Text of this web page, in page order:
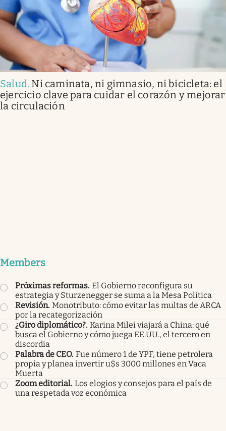
Salud. Ni caminata, ni gimnasio, ni bicicleta: el
ejercicio clave para cuidar el corazón y mejorar
la circulación
Members
Próximas reformas. El Gobierno reconfigura su
estrategia y Sturzenegger se suma a la Mesa Política
Revisión. Monotributo: cómo evitar las multas de ARCA
por la recategorización
¿Giro diplomático?. Karina Milei viajará a China: qué
busca el Gobierno y cómo juega EE.UU., el tercero en
discordia
Palabra de CEO. Fue número 1 de YPF, tiene petrolera
propia y planea invertir u$s 3000 millones en Vaca
Muerta
Zoom editorial. Los elogios y consejos para el país de
una respetada voz económica